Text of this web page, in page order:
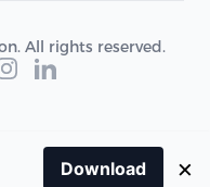
All rights reserved.
Download ×